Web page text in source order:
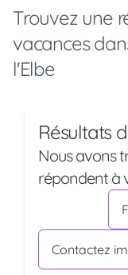
Trouvez une
vacances
l'Elbe
Résultats
Nous avons
répondent à
Contactez